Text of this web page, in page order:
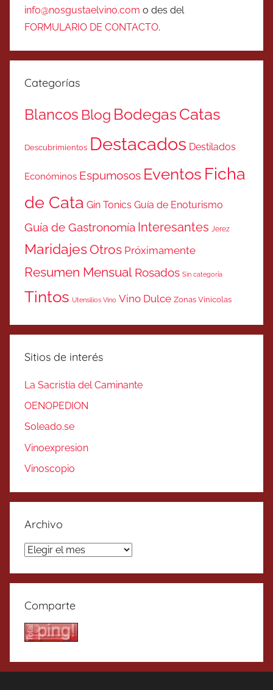
info@nosgustaelvino.com o des del
FORMULARIO DE CONTACTO.
Categorías
Blancos Blog BodegasCatas
Descubrimientos Destacados Destilados
Económinos Espumosos Eventos Ficha
de Cata Gin Tonics Guía de Enoturismo
Guía de Gastronomía Interesantes Jerez
MaridajesOtros Próximamente
Resumen Mensual Rosados Sin categoría
Tintos Utensilios Vino Vino Dulce Zonas Vinicolas
Sitios de interés
La Sacristía del Caminante
OENOPEDION
Soleado.se
Vinoexpresion
Vinoscopio
Archivo
Archivo
Comparte